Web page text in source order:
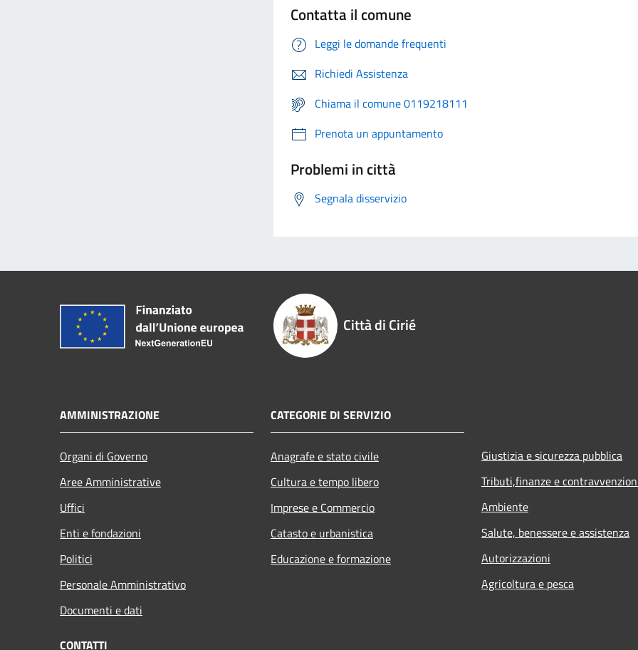
Contatta il comune
Leggi le domande frequenti
Richiedi Assistenza
Chiama il comune 0119218111
Prenota un appuntamento
Problemi in città
Segnala disservizio
Città di Cirié
AMMINISTRAZIONE
Organi di Governo
Aree Amministrative
Uffici
Enti e fondazioni
Politici
Personale Amministrativo
Documenti e dati
CATEGORIE DI SERVIZIO
Anagrafe e stato civile
Cultura e tempo libero
Imprese e Commercio
Catasto e urbanistica
Educazione e formazione
Giustizia e sicurezza pubblica
Tributi,finanze e
Ambiente
Salute, benessere e assistenza
Autorizzazioni
Agricoltura e pesca
CONTATTI